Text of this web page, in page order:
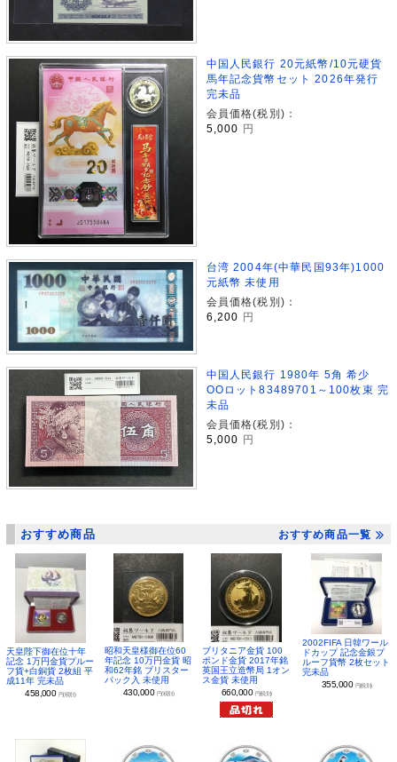
中国人民銀行 20元紙幣/10元硬貨
馬年記念貨幣セット 2026年発行
完未品
会員価格(税別)：
5,000 円
台湾 2004年(中華民国93年)1000
元紙幣 未使用
会員価格(税別)：
6,200 円
中国人民銀行 1980年 5角 希少
OOロット83489701～100枚束 完
未品
会員価格(税別)：
5,000 円
おすすめ商品 おすすめ商品一覧
天皇陛下御在位十年
記念 1万円金貨プルー
フ貨+白銅貨 2枚組 平
成11年 完未品
458,000 円(税別)
昭和天皇様御在位60
年記念 10万円金貨 昭
和62年銘 ブリスター
パック入 未使用
430,000 円(税別)
ブリタニア金貨 100
ポンド金貨 2017年銘
英国王立造幣局 1オン
ス金貨 未使用
660,000 円(税別)
2002FIFA 日韓ワール
ドカップ 記念金銀プ
ルーフ貨幣 2枚セット
完未品
355,000 円(税別)